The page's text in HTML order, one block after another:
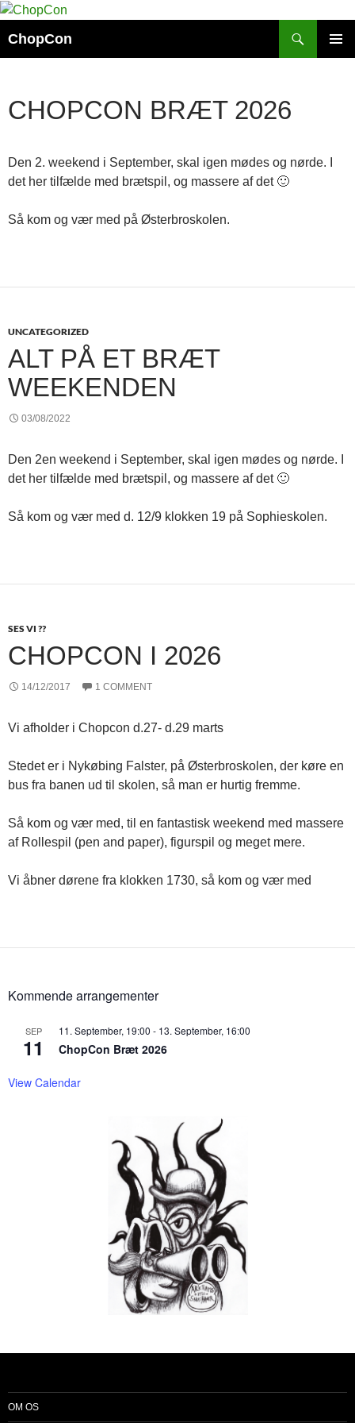
Skip
content
ChopCon
CHOPCON BRÆT 2026
Den 2. weekend i September, skal igen mødes og nørde. I
det her tilfælde med brætspil, og massere af det 🙂
Så kom og vær med på Østerbroskolen.
UNCATEGORIZED
ALT PÅ ET BRÆT
WEEKENDEN
03/08/2022
Den 2en weekend i September, skal igen mødes og nørde. I
det her tilfælde med brætspil, og massere af det 🙂
Så kom og vær med d. 12/9 klokken 19 på Sophieskolen.
SES VI ??
CHOPCON I 2026
14/12/2017 1 COMMENT
Vi afholder i Chopcon d.27- d.29 marts
Stedet er i Nykøbing Falster, på Østerbroskolen, der køre en
bus fra banen ud til skolen, så man er hurtig fremme.
Så kom og vær med, til en fantastisk weekend med massere
af Rollespil (pen and paper), figurspil og meget mere.
Vi åbner dørene fra klokken 1730, så kom og vær med
Kommende arrangementer
SEP
11
11. September, 19:00 - 13. September, 16:00
ChopCon Bræt 2026
View Calendar
OM OS